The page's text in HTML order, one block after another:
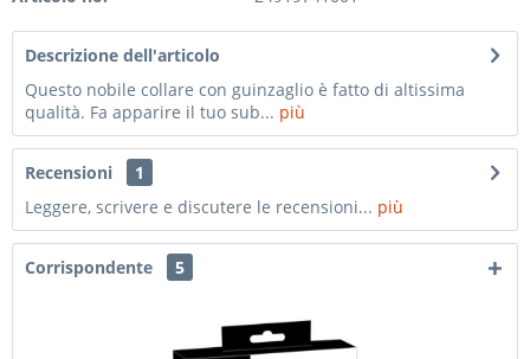
Descrizione dell'articolo
Questo nobile collare con guinzaglio è fatto di altissima
qualità. Fa apparire il tuo sub... più
Recensioni
1
Leggere, scrivere e discutere le recensioni... più
Corrispondente 5